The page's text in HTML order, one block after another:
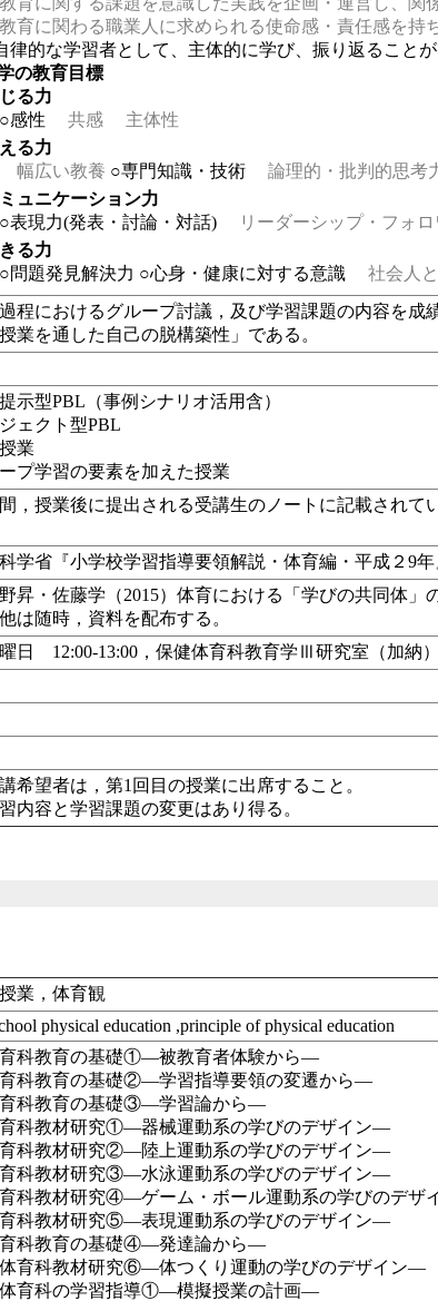
育に関わる職業人に求められる使命感・責任感を持
律的な学習者として、主体的に学び、振り返ることが
の教育目標
る力
○感性
共感
主体性
る力
幅広い教養 ○専門知識・技術
論理的・批判的思考
ュニケーション力
○表現力(発表・討論・対話)
リーダーシップ・フォロ
る力
○問題発見解決力 ○心身・健康に対する意識 社会人と
程におけるグループ討議，及び学習課題の内容を成
業を通した自己の脱構築性」である。
示型PBL（事例シナリオ活用含）
ェクト型PBL
業
プ学習の要素を加えた授業
，授業後に提出される受講生のノートに記載されて
学省『小学校学習指導要領解説・体育編・平成２9
野昇・佐藤学（2015）体育における「学びの共同体」
は随時，資料を配布する。
曜日 12:00-13:00，保健体育科教育学Ⅲ研究室（加納）
講希望者は，第1回目の授業に出席すること。
習内容と学習課題の変更はあり得る。
業，体育観
physical education ,principle of physical education
科教育の基礎①―被教育者体験から―
科教育の基礎②―学習指導要領の変遷から―
育科教育の基礎③―学習論から―
科教材研究①―器械運動系の学びのデザイン―
科教材研究②―陸上運動系の学びのデザイン―
科教材研究③―水泳運動系の学びのデザイン―
科教材研究④―ゲーム・ボール運動系の学びのデザ
科教材研究⑤―表現運動系の学びのデザイン―
育科教育の基礎④―発達論から―
育科教材研究⑥―体つくり運動の学びのデザイン―
育科の学習指導①―模擬授業の計画―